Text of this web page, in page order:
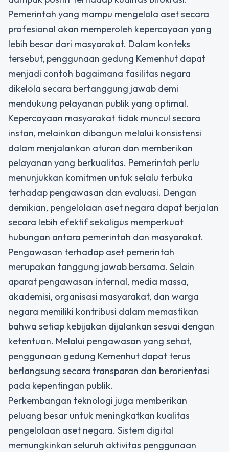
Pemerintah yang mampu mengelola aset secara
profesional akan memperoleh kepercayaan yang
lebih besar dari masyarakat. Dalam konteks
tersebut, penggunaan gedung Kemenhut dapat
menjadi contoh bagaimana fasilitas negara
dikelola secara bertanggung jawab demi
mendukung pelayanan publik yang optimal.
Kepercayaan masyarakat tidak muncul secara
instan, melainkan dibangun melalui konsistensi
dalam menjalankan aturan dan memberikan
pelayanan yang berkualitas. Pemerintah perlu
menunjukkan komitmen untuk selalu terbuka
terhadap pengawasan dan evaluasi. Dengan
demikian, pengelolaan aset negara dapat berjalan
secara lebih efektif sekaligus memperkuat
hubungan antara pemerintah dan masyarakat.
Pengawasan terhadap aset pemerintah
merupakan tanggung jawab bersama. Selain
aparat pengawasan internal, media massa,
akademisi, organisasi masyarakat, dan warga
negara memiliki kontribusi dalam memastikan
bahwa setiap kebijakan dijalankan sesuai dengan
ketentuan. Melalui pengawasan yang sehat,
penggunaan gedung Kemenhut dapat terus
berlangsung secara transparan dan berorientasi
pada kepentingan publik.
Perkembangan teknologi juga memberikan
peluang besar untuk meningkatkan kualitas
pengelolaan aset negara. Sistem digital
memungkinkan seluruh aktivitas penggunaan